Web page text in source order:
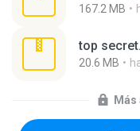
167.2 MB
top
20.6 MB